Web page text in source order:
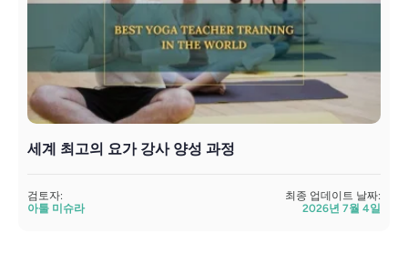
세계 최고의 요가 강사 양성 과정
검토자:
아툴 미슈라
최종 업데이트 날짜:
2026년 7월 4일